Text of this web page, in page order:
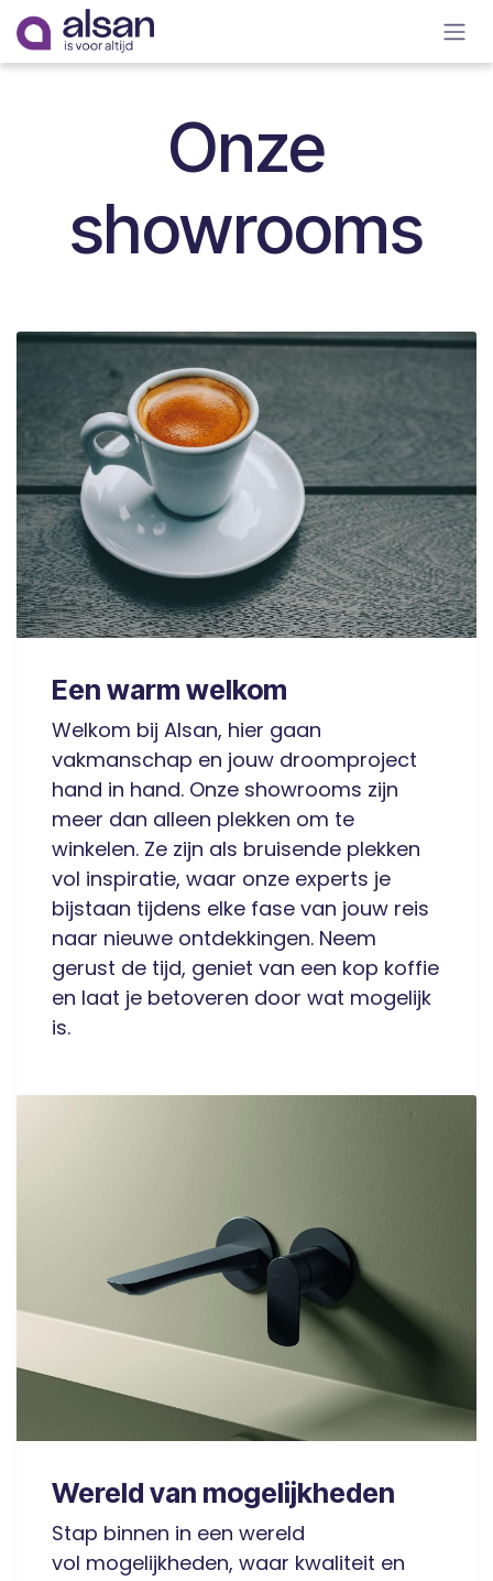
Overslaan naar inhoud
Onze
showrooms
Een warm welkom
Welkom bij Alsan, hier gaan
vakmanschap en jouw droomproject
hand in hand. Onze showrooms zijn
meer dan alleen plekken om te
winkelen. Ze zijn als bruisende plekken
vol inspiratie, waar onze experts je
bijstaan tijdens elke fase van jouw reis
naar nieuwe ontdekkingen. Neem
gerust de tijd, geniet van een kop koffie
en laat je betoveren door wat mogelijk
is.
Wereld van mogelijkheden
Stap binnen in een wereld
vol mogelijkheden, waar kwaliteit en